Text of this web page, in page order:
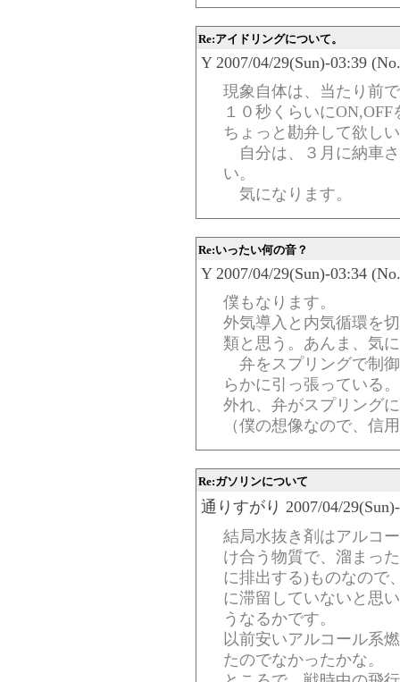
Re:アイドリングについて。
Y 2007/04/29(Sun)-03:39
現象自体は、当たり前
１０秒くらいに
ちょっと勘弁して欲し
自分は、３月に納車
い。
気になります。
Re:いったい何の音？
Y 2007/04/29(Sun)-03:34
僕もなります。
外気導入と内気循環を
類と思う。あんま、気
弁をスプリングで制
らかに引っ張っている
外れ、弁がスプリング
（僕の想像なので、信
Re:ガソリンについて
通りすがり 2007/04/
結局水抜き剤はアルコ
け合う物質で、溜まっ
に排出する)ものなので
に滞留していないと思
うなるかです。
以前安いアルコール系
たのでなかったかな。